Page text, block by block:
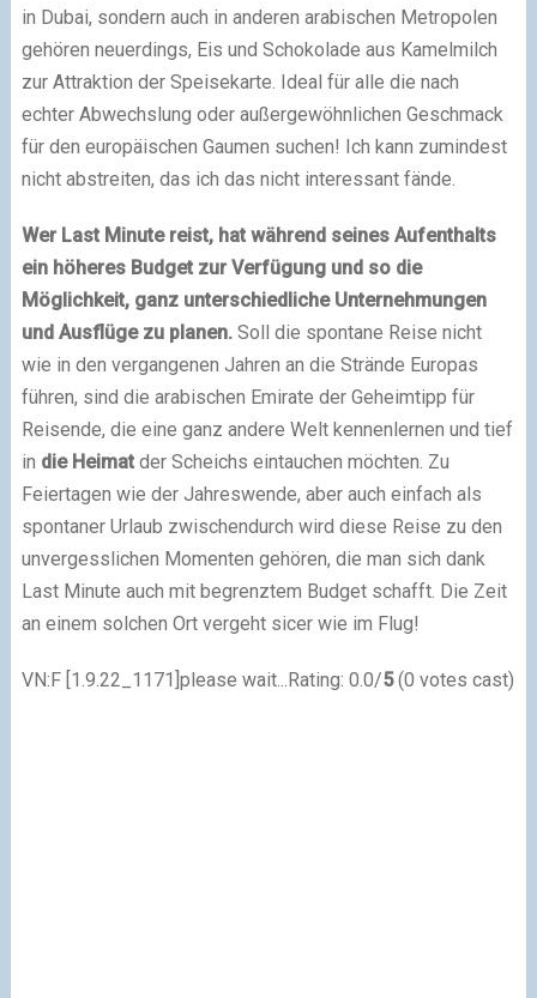
in Dubai, sondern auch in anderen arabischen Metropolen
gehören neuerdings, Eis und Schokolade aus Kamelmilch
zur Attraktion der Speisekarte. Ideal für alle die nach
echter Abwechslung oder außergewöhnlichen Geschmack
für den europäischen Gaumen suchen! Ich kann zumindest
nicht abstreiten, das ich das nicht interessant fände.
Wer Last Minute reist, hat während seines Aufenthalts
ein höheres Budget zur Verfügung und so die
Möglichkeit, ganz unterschiedliche Unternehmungen
und Ausflüge zu planen.Soll die spontane Reise nicht
wie in den vergangenen Jahren an die Strände Europas
führen, sind die arabischen Emirate der Geheimtipp für
Reisende, die eine ganz andere Welt kennenlernen und tief
in die Heimatder Scheichs eintauchen möchten. Zu
Feiertagen wie der Jahreswende, aber auch einfach als
spontaner Urlaub zwischendurch wird diese Reise zu den
unvergesslichen Momenten gehören, die man sich dank
Last Minute auch mit begrenztem Budget schafft. Die Zeit
an einem solchen Ort vergeht sicer wie im Flug!
VN:F [1.9.22_1171]please wait...Rating: 0.0/5(0 votes cast)